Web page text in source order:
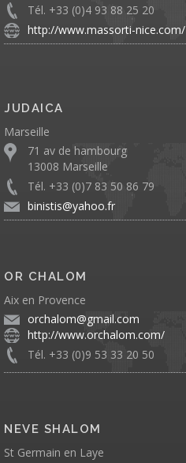
Tél. +33 (0)4 93 88 25 20
http://www.massorti-nice.com/
JUDAICA
Marseille
71 av de hambourg
13008 Marseille
Tél. +33 (0)7 83 50 86 79
binistis@yahoo.fr
OR CHALOM
Aix en Provence
orchalom@gmail.com
http://www.orchalom.com/
Tél. +33 (0)9 53 33 20 50
NEVE SHALOM
St Germain en Laye